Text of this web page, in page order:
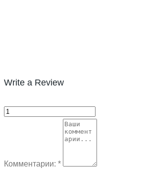
Write a Review
Комментарии: *